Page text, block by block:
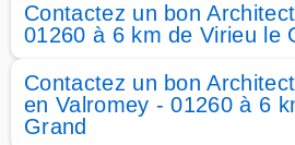
Contactez un bon
01260 à 6 km de Virieu le
Contactez un bon
en Valromey - 01260 à 6
Grand